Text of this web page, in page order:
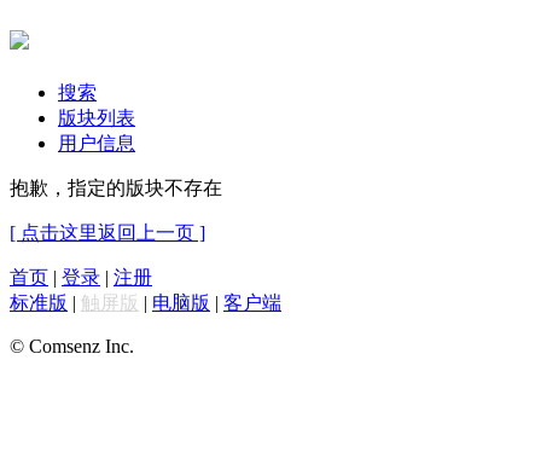
搜索
版块列表
用户信息
抱歉，指定的版块不存在
[ 点击这里返回上一页 ]
首页 | 登录 | 注册
标准版 | 触屏版 | 电脑版 | 客户端
© Comsenz Inc.